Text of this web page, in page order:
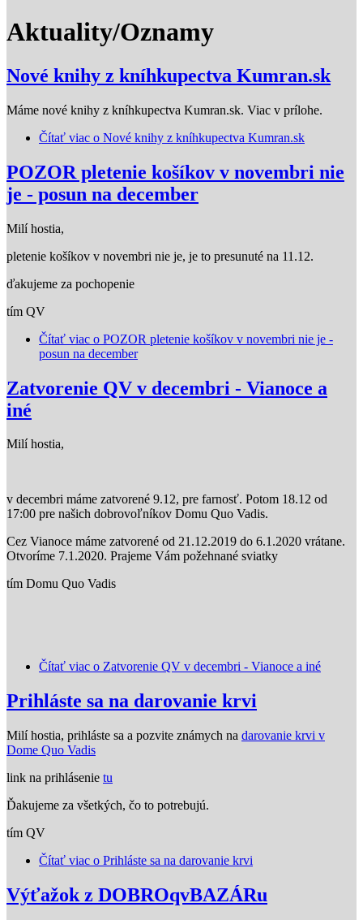
Aktuality/Oznamy
Nové knihy z kníhkupectva Kumran.sk
Máme nové knihy z kníhkupectva Kumran.sk. Viac v prílohe.
Čítať viac o Nové knihy z kníhkupectva Kumran.sk
POZOR pletenie košíkov v novembri nie
je - posun na december
Milí hostia,
pletenie košíkov v novembri nie je, je to presunuté na 11.12.
ďakujeme za pochopenie
tím QV
Čítať viac o POZOR pletenie košíkov v novembri nie je -
posun na december
Zatvorenie QV v decembri - Vianoce a
iné
Milí hostia,
v decembri máme zatvorené 9.12, pre farnosť. Potom 18.12 od
17:00 pre našich dobrovoľníkov Domu Quo Vadis.
Cez Vianoce máme zatvorené od 21.12.2019 do 6.1.2020 vrátane.
Otvoríme 7.1.2020. Prajeme Vám požehnané sviatky
tím Domu Quo Vadis
Čítať viac o Zatvorenie QV v decembri - Vianoce a iné
Prihláste sa na darovanie krvi
Milí hostia, prihláste sa a pozvite známych na darovanie krvi v
Dome Quo Vadis
link na prihlásenie tu
Ďakujeme za všetkých, čo to potrebujú.
tím QV
Čítať viac o Prihláste sa na darovanie krvi
Výťažok z DOBROqvBAZÁRu